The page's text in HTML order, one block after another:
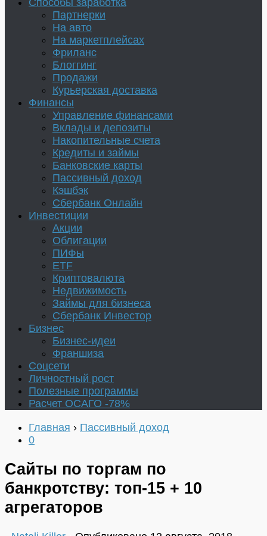
Способы заработка
Партнерки
На авто
На маркетплейсах
Фриланс
Блоггинг
Продажи
Курьерская доставка
Финансы
Управление финансами
Вклады и депозиты
Накопительные счета
Кредиты и займы
Банковские карты
Пассивный доход
Кэшбэк
Сбербанк Онлайн
Инвестиции
Акции
Облигации
ПИФы
ETF
Криптовалюта
Недвижимость
Займы для бизнеса
Сбербанк Инвестор
Бизнес
Бизнес-идеи
Франшиза
Соцсети
Личностный рост
Полезные программы
Расчет ОСАГО -78%
Главная › Пассивный доход
0
Сайты по торгам по
банкротству: топ-15 + 10
агрегаторов